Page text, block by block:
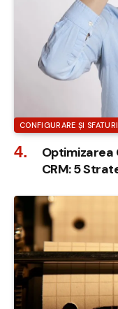
CONFIGURARE ȘI SFATURI
Optimizarea
CRM: 5